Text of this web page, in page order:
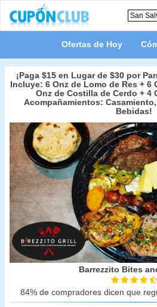
Ofertas de Hoy
¡Paga $15 en Lugar de $30 por
Incluye: 6 Onz de Lomo de Res + 6
Onz de Costilla de Cerdo + 4
Acompañamientos:
Bebidas!
Barrezzito Bites
84% de compradores dicen que